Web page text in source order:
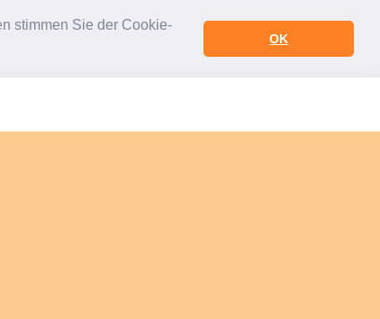
stimmen Sie der Cookie-
OK